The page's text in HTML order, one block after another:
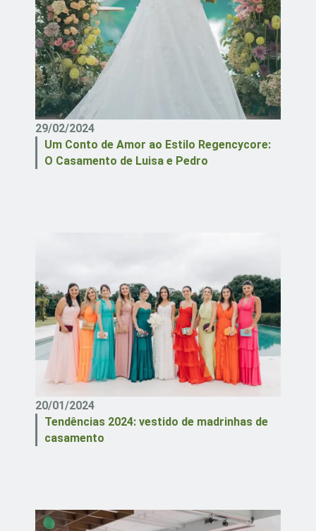
29/02/2024
Um Conto de Amor ao Estilo Regencycore:
O Casamento de Luisa e Pedro
20/01/2024
Tendências 2024: vestido de madrinhas de
casamento